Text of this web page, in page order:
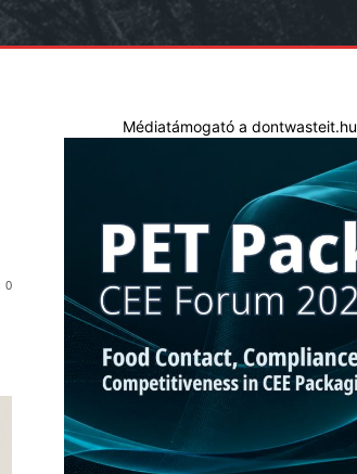
0
Médiatámogató a dontwasteit.hu